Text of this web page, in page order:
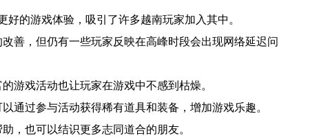
的游戏体验，吸引了许多越南玩家加入其中。
善，但仍有一些玩家反映在高峰时段会出现网络延迟问
游戏活动也让玩家在游戏中不感到枯燥。
通过参与活动获得稀有道具和装备，增加游戏乐趣。
，也可以结识更多志同道合的朋友。